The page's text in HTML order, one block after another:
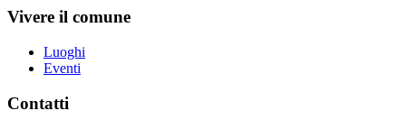
Vivere il comune
Luoghi
Eventi
Contatti